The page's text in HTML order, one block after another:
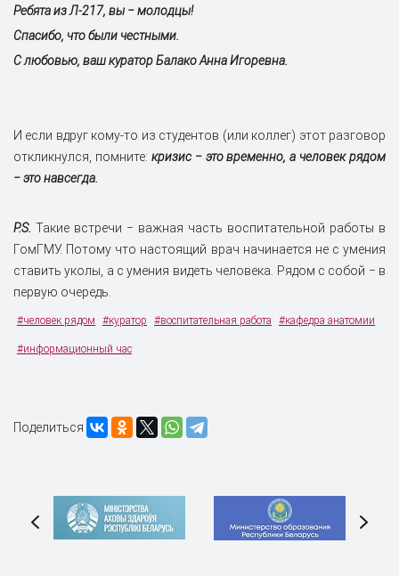
Ребята из Л-217, вы ‒ молодцы!
Спасибо, что были честными.
С любовью, ваш куратор Балако Анна Игоревна.
И если вдруг кому-то из студентов (или коллег) этот разговор
откликнулся, помните: кризис ‒ это временно, а человек рядом
‒ это навсегда.
P.S. Такие встречи ‒ важная часть воспитательной работы в
ГомГМУ. Потому что настоящий врач начинается не с умения
ставить уколы, а с умения видеть человека. Рядом с собой ‒ в
первую очередь.
#человек рядом #куратор #воспитательная работа #кафедра анатомии
#информационный час
Поделиться